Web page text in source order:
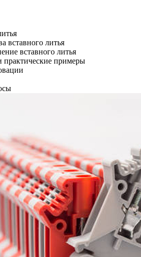
вставного литья
вставного литья
примеры